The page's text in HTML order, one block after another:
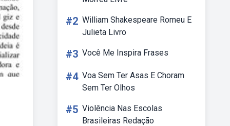
#2 William Shakespeare Romeu E
Julieta Livro
#3 Você Me Inspira Frases
#4 Voa Sem Ter Asas E Choram
Sem Ter Olhos
#5 Violência Nas Escolas
Brasileiras Redação